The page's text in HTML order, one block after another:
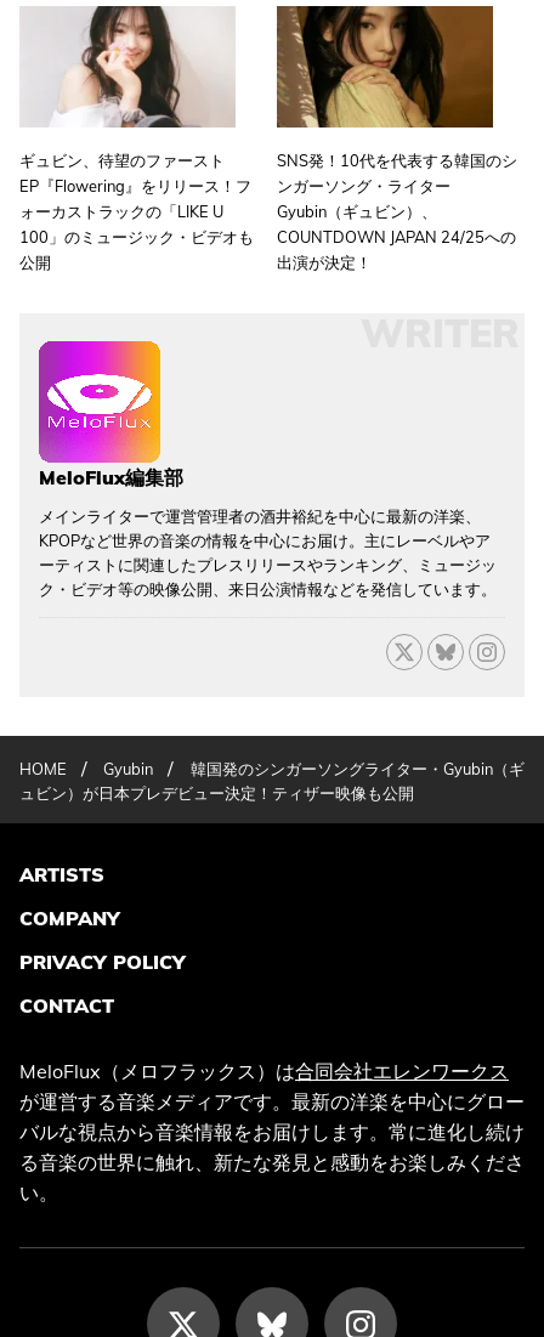
ギュビン、待望のファースト
EP『Flowering』をリリース！フ
ォーカストラックの「LIKE U
100」のミュージック・ビデオも
公開
SNS発！10代を代表する韓国のシ
ンガーソング・ライター
Gyubin（ギュビン）、
COUNTDOWN JAPAN 24/25への
出演が決定！
MeloFlux編集部
メインライターで運営管理者の酒井裕紀を中心に最新の洋楽、
KPOPなど世界の音楽の情報を中心にお届け。主にレーベルやア
ーティストに関連したプレスリリースやランキング、ミュージッ
ク・ビデオ等の映像公開、来日公演情報などを発信しています。
HOME / Gyubin /
韓国発のシンガーソングライター・Gyubin（ギ
ュビン）が日本プレデビュー決定！ティザー映像も公開
ARTISTS
COMPANY
PRIVACY POLICY
CONTACT
MeloFlux（メロフラックス）は合同会社エレンワークス
が運営する音楽メディアです。最新の洋楽を中心にグロー
バルな視点から音楽情報をお届けします。常に進化し続け
る音楽の世界に触れ、新たな発見と感動をお楽しみくださ
い。